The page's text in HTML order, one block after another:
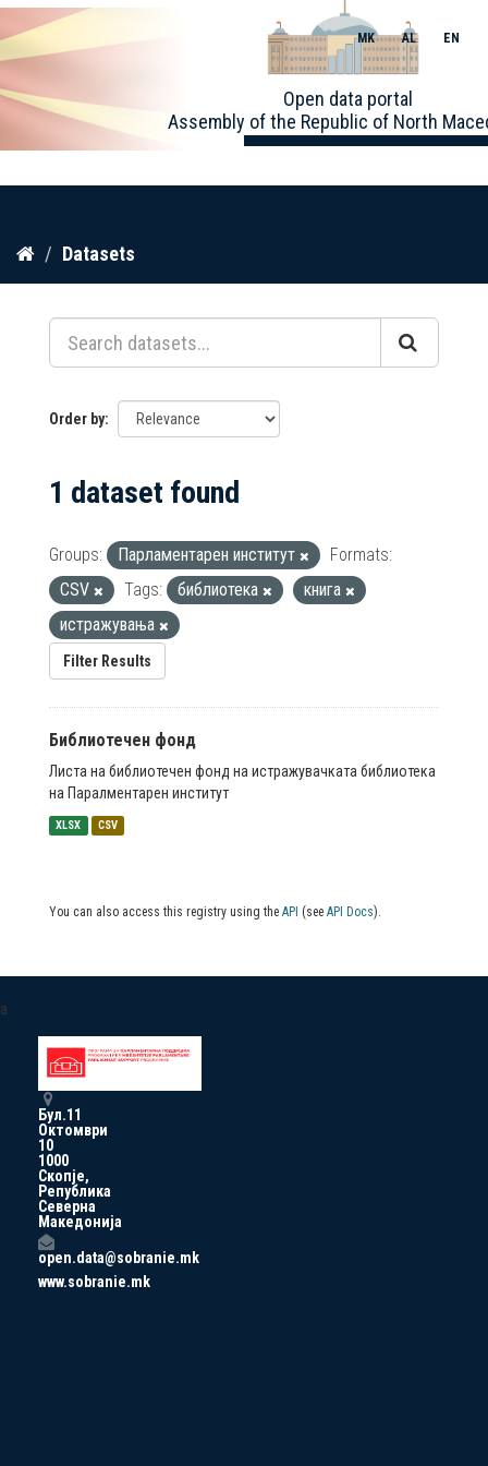
Skip
content
Open data portal
Assembly of the Republic of North
MK AL EN
Datasets
Order by
1 dataset found
Groups: Парламентарен институт
Formats:
CSV
Tags: библиотека
книга
истражувања
Filter Results
Библиотечен фонд
Листа на библиотечен фонд на истражувачката библиотека
на Паралментарен институт
XLSX CSV
You can also access this registry using the API (see API Docs).
a
Бул.11
Октомври
10
1000
Скопје,
Република
Северна
Македонија
open.data@sobranie.mk
www.sobranie.mk